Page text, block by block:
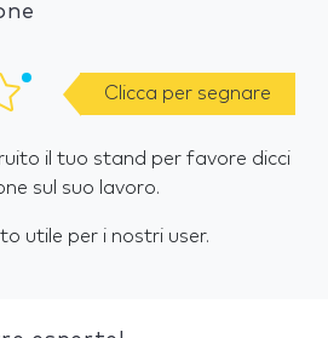
Clicca per segnare
il tuo stand per favore dicci
sul suo lavoro.
utile per i nostri user.